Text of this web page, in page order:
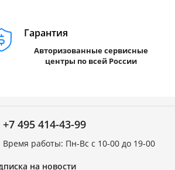
Гарантия
Авторизованные сервисные
центры по всей России
+7 495 414-43-99
Время работы: Пн-Вс с 10-00 до 19-00
на новости